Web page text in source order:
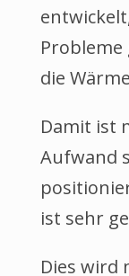
Probleme
die
Damit ist
Aufwand
ist sehr
Dies wird